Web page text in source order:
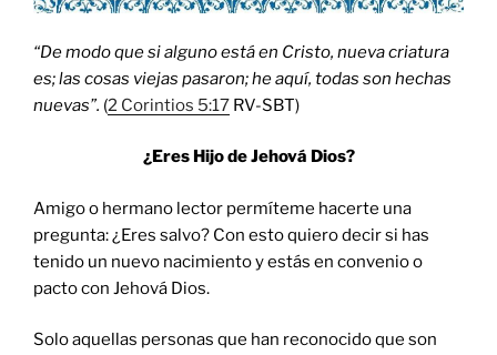
“De modo que si alguno estáen Cristo, nueva criatura
es; las cosas viejas pasaron; he aquí, todas son hechas
nuevas”. (2 Corintios 5:17 RV-SBT)
¿Eres Hijo de Jehová Dios?
Amigo o hermano lector permíteme hacerte una
pregunta: ¿Eres salvo? Con esto quiero decir si has
tenido un nuevo nacimiento y estás en convenio o
pacto con Jehová Dios.
Solo aquellas personas que han reconocido que son